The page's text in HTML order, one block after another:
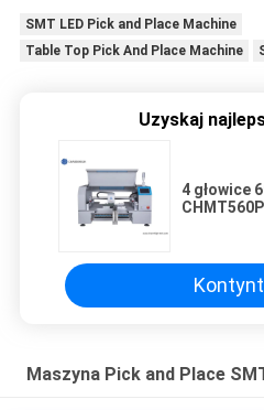
SMT LED Pick and Place Machine
Table Top Pick And Place Machine
Uzyskaj
4 głowice
Maszyna Pick and Place